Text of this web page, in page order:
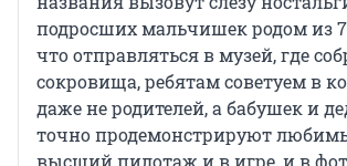
подросших мальчишек родом из
что отправляться в музей, где
сокровища, ребятам советуем в
даже не родителей, а бабушек и
точно продемонстрируют
высший пилотаж и в игре, и в